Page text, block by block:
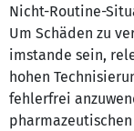
Nicht-Routine-
Um Schäden zu
imstande sein,
hohen
fehlerfrei